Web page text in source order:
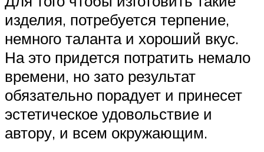
изделия, потребуется терпение,
немного таланта и хороший вкус.
На это придется потратить немало
времени, но зато результат
обязательно порадует и принесет
эстетическое удовольствие и
автору, и всем окружающим.